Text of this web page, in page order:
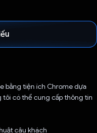
bằng tiện ích Chrome dựa
tôi có thể cung cấp thông tin
câu khách